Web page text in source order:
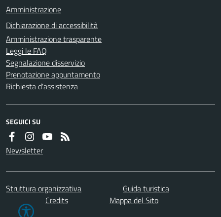
Amministrazione
Dichiarazione di accessibilità
Amministrazione trasparente
Leggi le FAQ
Segnalazione disservizio
Prenotazione appuntamento
Richiesta d'assistenza
SEGUICI SU
Newsletter
Struttura organizzativa
Guida turistica
Credits
Mappa del Sito